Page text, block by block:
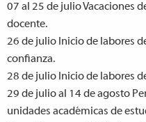
07 al 25 de julioVacaciones
docente.
26 de julio Inicio de labores
confianza.
28 de julio Inicio de labores
29 de julio al 14 de agosto
unidades académicas de